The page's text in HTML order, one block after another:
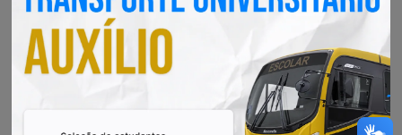
Radar Transparência Pública